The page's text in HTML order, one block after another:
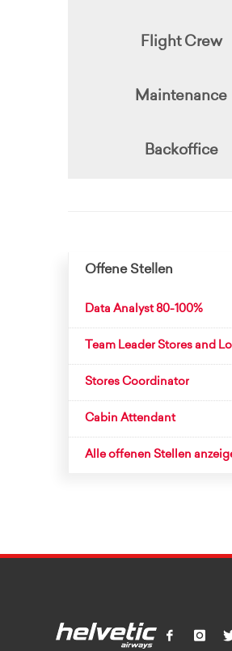
Flight Crew
Maintenance
Backoffice
Offene Stellen
Data Analyst 80-100%
Team Leader Stores and
Stores Coordinator
Cabin Attendant
Alle offenen Stellen